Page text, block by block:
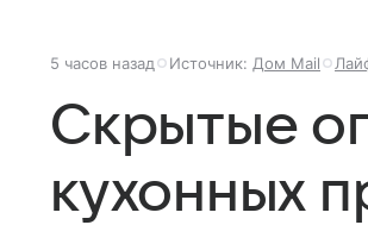
5 часов назад Источник: Дом Mail
Скрытые
кухонных